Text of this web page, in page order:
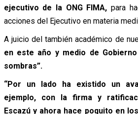
ejecutivo de la ONG FIMA, para
acciones del Ejecutivo en materia
A juicio del también académico de
en este año y medio de
sombras”.
“Por un lado ha existido un
ejemplo, con la firma y
Escazú y ahora hace poquito en